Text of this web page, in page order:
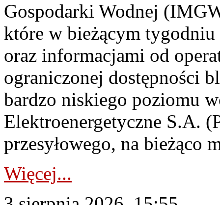
Gospodarki Wodnej
które w bieżącym tygodniu
oraz informacjami od
ograniczonej dostępności
bardzo niskiego poziomu
Elektroenergetyczne S.A.
przesyłowego, na bieżąco
Więcej...